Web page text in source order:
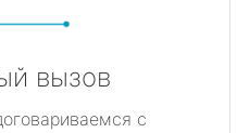
вызов
с